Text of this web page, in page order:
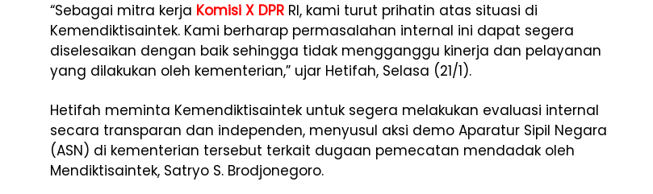
“Sebagai mitra kerja Komisi X DPR RI, kami turut prihatin atas situasi di
Kemendiktisaintek. Kami berharap permasalahan internal ini dapat segera
diselesaikan dengan baik sehingga tidak mengganggu kinerja dan pelayanan
yang dilakukan oleh kementerian,” ujar Hetifah, Selasa (21/1).
Hetifah meminta Kemendiktisaintek untuk segera melakukan evaluasi internal
secara transparan dan independen, menyusul aksi demo Aparatur Sipil Negara
(ASN) di kementerian tersebut terkait dugaan pemecatan mendadak oleh
Mendiktisaintek, Satryo S. Brodjonegoro.